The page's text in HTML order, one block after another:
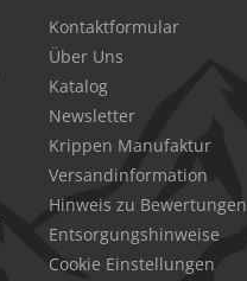
Kontaktformular
Über Uns
Katalog
Newsletter
Krippen Manufaktur
Versandinformation
Hinweis zu Bewertungen
Entsorgungshinweise
Cookie Einstellungen